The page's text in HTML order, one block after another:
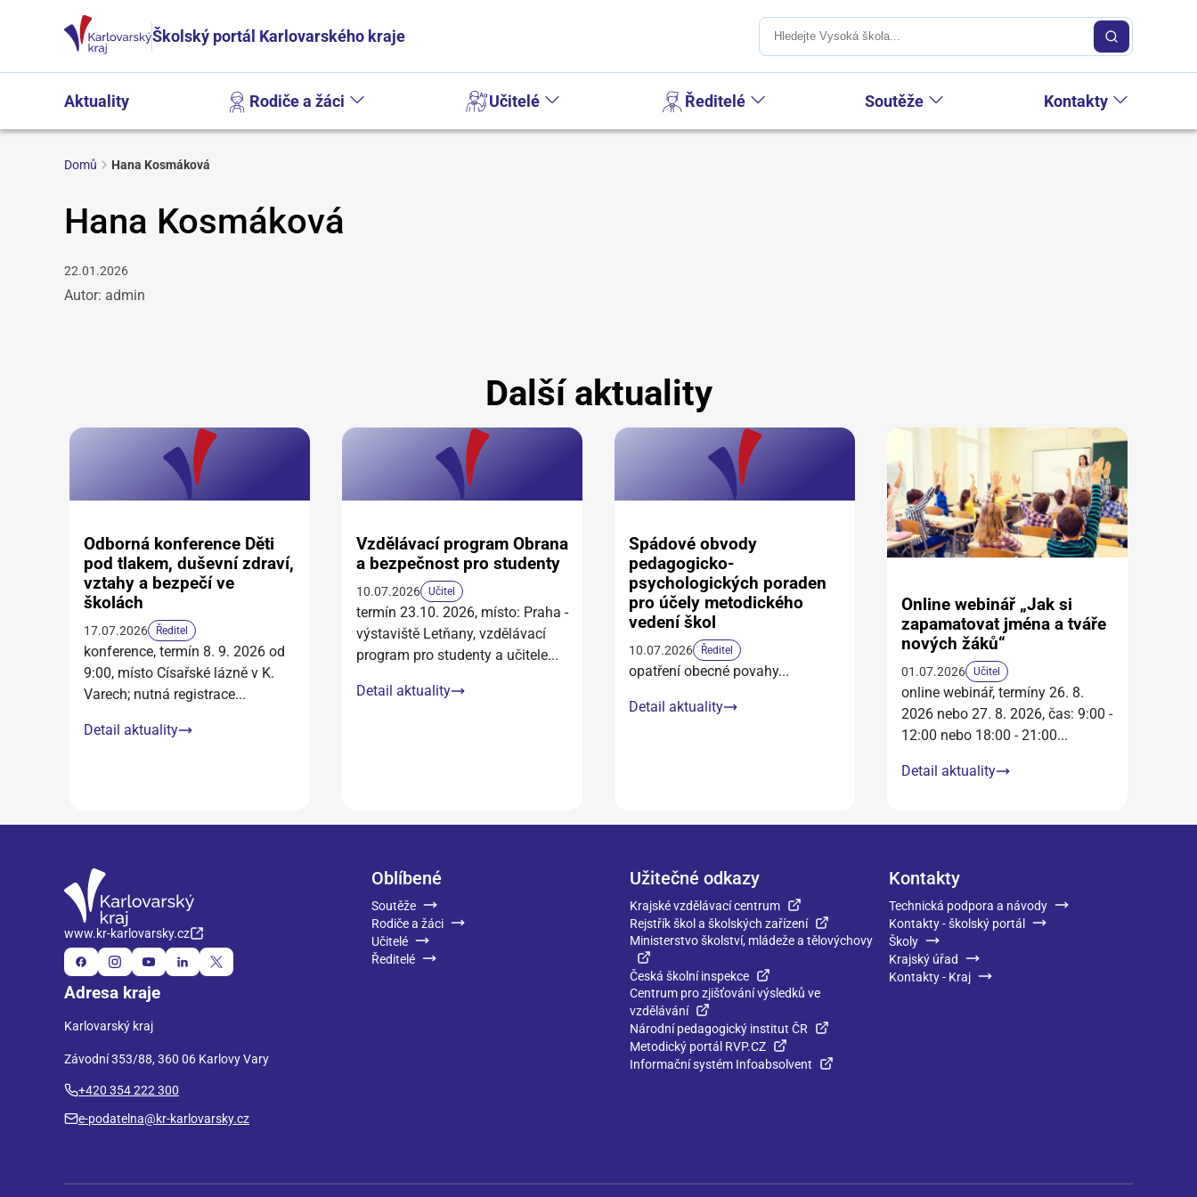
Školský portál Karlovarského kraje
Aktuality Rodiče a žáci Učitelé Ředitelé Soutěže Kontakty
Domů Hana Kosmáková
Hana Kosmáková
22.01.2026
Autor: admin
Další aktuality
Odborná konference Děti
pod tlakem, duševní zdraví,
vztahy a bezpečí ve
školách
17.07.2026 Ředitel
konference, termín 8. 9. 2026 od
9:00, místo Císařské lázně v K.
Varech; nutná registrace...
Detail aktuality
Vzdělávací program Obrana
a bezpečnost pro studenty
10.07.2026 Učitel
termín 23.10. 2026, místo: Praha -
výstaviště Letňany, vzdělávací
program pro studenty a učitele...
Detail aktuality
Spádové obvody
pedagogicko-
psychologických poraden
pro účely metodického
vedení škol
10.07.2026 Ředitel
opatření obecné povahy...
Detail aktuality
Online webinář „Jak si
zapamatovat jména a tváře
nových žáků“
01.07.2026 Učitel
online webinář, termíny 26. 8.
2026 nebo 27. 8. 2026, čas: 9:00 -
12:00 nebo 18:00 - 21:00...
Detail aktuality
www.kr-karlovarsky.cz
Adresa kraje
Karlovarský kraj
Závodní 353/88, 360 06 Karlovy Vary
+420 354 222 300
e-podatelna@kr-karlovarsky.cz
Oblíbené
Soutěže
Rodiče a žáci
Učitelé
Ředitelé
Užitečné odkazy
Krajské vzdělávací centrum
Rejstřík škol a školských zařízení
Ministerstvo školství, mládeže a tělovýchovy
Česká školní inspekce
Centrum pro zjišťování výsledků ve
vzdělávání
Národní pedagogický institut ČR
Metodický portál RVP.CZ
Informační systém Infoabsolvent
Kontakty
Technická podpora a návody
Kontakty - školský portál
Školy
Krajský úřad
Kontakty - Kraj